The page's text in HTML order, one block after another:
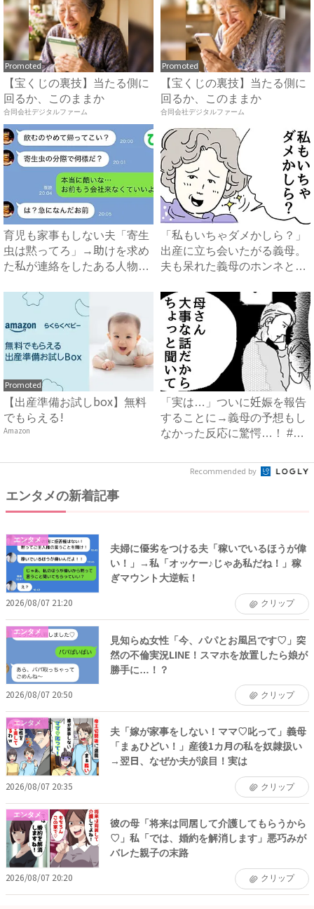
Promoted
【宝くじの裏技】当たる側に
回るか、このままか
合同会社デジタルファーム
Promoted
【宝くじの裏技】当たる側に
回るか、このままか
合同会社デジタルファーム
育児も家事もしない夫「寄生
虫は黙ってろ」→助けを求め
た私が連絡をしたある人物と
「私もいちゃダメかしら？」
出産に立ち会いたがる義母。
夫も呆れた義母のホンネと
Promoted
【出産準備お試しbox】無料
でもらえる!
Amazon
「実は…」ついに妊娠を報告
することに→義母の予想もし
なかった反応に驚愕…！ #
Recommended by
エンタメの新着記事
エンタメ
夫婦に優劣をつける夫「稼いでいるほうが偉
い！」→私「オッケー♪じゃあ私だね！」稼
ぎマウント大逆転！
2026/08/07 21:20 クリップ
エンタメ
見知らぬ女性「今、パパとお風呂です♡」突
然の不倫実況LINE！スマホを放置したら娘が
勝手に…！？
2026/08/07 20:50 クリップ
エンタメ
夫「嫁が家事をしない！ママ♡叱って」義母
「まぁひどい！」産後1カ月の私を奴隷扱い
→翌日、なぜか夫が涙目！実は
2026/08/07 20:35 クリップ
エンタメ
彼の母「将来は同居して介護してもらうから
♡」私「では、婚約を解消します」悪巧みが
バレた親子の末路
2026/08/07 20:20 クリップ